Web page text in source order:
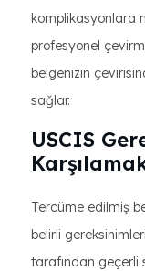
komplikasyonlara
profesyonel
belgenizin
sağlar.
USCIS
Tercüme edilmiş
belirli
tarafından geçerli